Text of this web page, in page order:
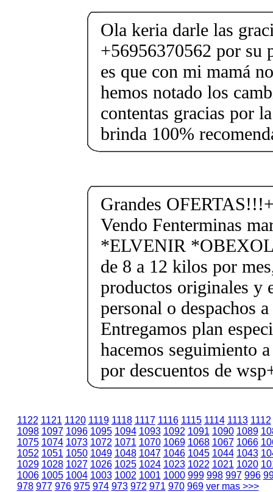
Ola keria darle las
+56956370562 por su
es que con mi mamá
hemos notado los
contentas gracias por
brinda 100%
Grandes
Vendo Fenterminas
*ELVENIR
de 8 a 12 kilos por
productos originales y
personal o despachos
Entregamos plan
hacemos seguimiento
por descuentos de
1122 1121 1120 1119 1118 1117 1116 1115 1114 1113 1112
1098 1097 1096 1095 1094 1093 1092 1091 1090 1089
1075 1074 1073 1072 1071 1070 1069 1068 1067 1066
1052 1051 1050 1049 1048 1047 1046 1045 1044 1043
1029 1028 1027 1026 1025 1024 1023 1022 1021 1020
1006 1005 1004 1003 1002 1001 1000 999 998 997 996
978 977 976 975 974 973 972 971 970 969 ver mas >>>